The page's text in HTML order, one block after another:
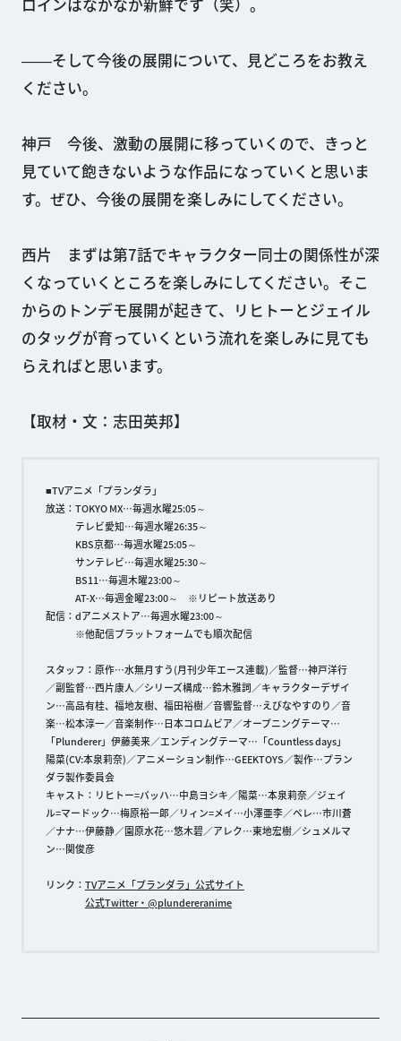
ロインはなかなか新鮮です（笑）。
――そして今後の展開について、見どころをお教え
ください。
神戸 今後、激動の展開に移っていくので、きっと
見ていて飽きないような作品になっていくと思いま
す。ぜひ、今後の展開を楽しみにしてください。
西片 まずは第7話でキャラクター同士の関係性が深
くなっていくところを楽しみにしてください。そこ
からのトンデモ展開が起きて、リヒトーとジェイル
のタッグが育っていくという流れを楽しみに見ても
らえればと思います。
【取材・文：志田英邦】
■TVアニメ「プランダラ」
放送：TOKYO MX…毎週水曜25:05～
テレビ愛知…毎週水曜26:35～
KBS京都…毎週水曜25:05～
サンテレビ…毎週水曜25:30～
BS11…毎週木曜23:00～
AT-X…毎週金曜23:00～ ※リピート放送あり
配信：dアニメストア…毎週水曜23:00～
※他配信プラットフォームでも順次配信
スタッフ：原作…水無月すう(月刊少年エース連載)／監督…神戸洋行
／副監督…西片康人／シリーズ構成…鈴木雅詞／キャラクターデザイ
ン…高品有桂、福地友樹、福田裕樹／音響監督…えびなやすのり／音
楽…松本淳一／音楽制作…日本コロムビア／オープニングテーマ…
「Plunderer」伊藤美来／エンディングテーマ…「Countless days」
陽菜(CV:本泉莉奈)／アニメーション制作…GEEKTOYS／製作…プラン
ダラ製作委員会
キャスト：リヒトー=バッハ…中島ヨシキ／陽菜…本泉莉奈／ジェイ
ル=マードック…梅原裕一郎／リィン=メイ…小澤亜李／ペレ…市川蒼
／ナナ…伊藤静／園原水花…悠木碧／アレク…東地宏樹／シュメルマ
ン…関俊彦
リンク： TVアニメ「プランダラ」公式サイト
公式Twitter・@plundereranime